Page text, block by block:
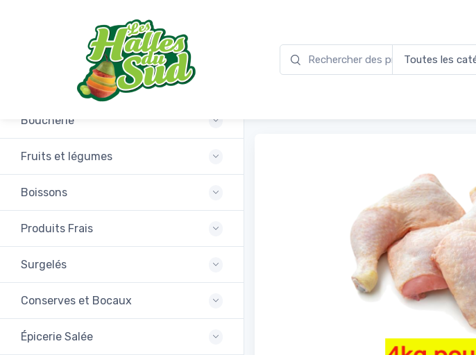
Promotions
Boucherie
Fruits et légumes
Boissons
Produits Frais
Surgelés
Conserves et Bocaux
Épicerie Salée